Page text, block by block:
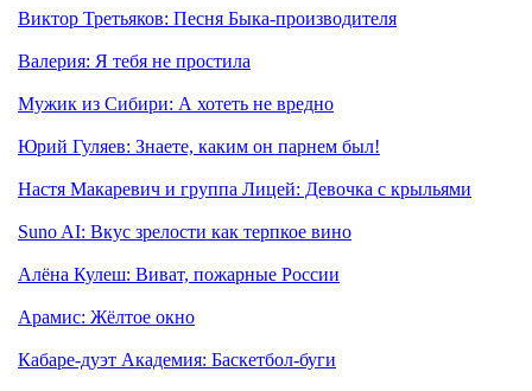
Виктор Третьяков: Песня Быка-производителя
Валерия: Я тебя не простила
Мужик из Сибири: А хотеть не вредно
Юрий Гуляев: Знаете, каким он парнем был!
Настя Макаревич и группа Лицей: Девочка с крыльями
Suno AI: Вкус зрелости как терпкое вино
Алёна Кулеш: Виват, пожарные России
Арамис: Жёлтое окно
Кабаре-дуэт Академия: Баскетбол-буги